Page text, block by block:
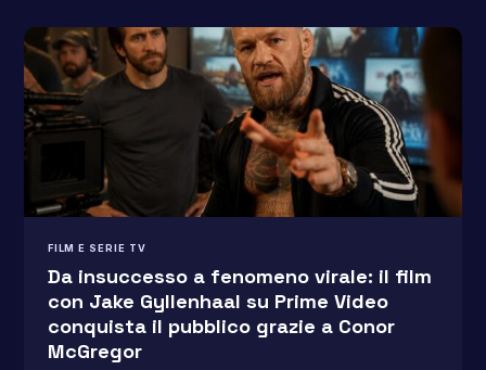
FILM E SERIE TV
Da insuccesso a fenomeno virale: il film
con Jake Gyllenhaal su Prime Video
conquista il pubblico grazie a Conor
McGregor